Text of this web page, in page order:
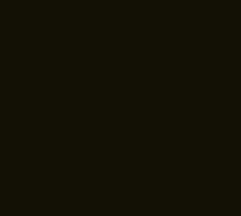
Für Ihre Mitarbeiter und Ihre